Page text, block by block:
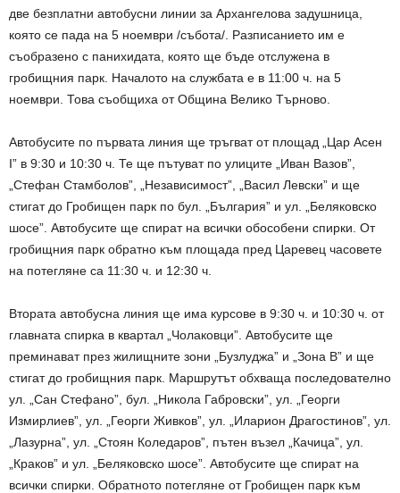
две безплатни автобусни линии за Архангелова задушница,
която се пада на 5 ноември /събота/. Разписанието им е
съобразено с панихидата, която ще бъде отслужена в
гробищния парк. Началото на службата е в 11:00 ч. на 5
ноември. Това съобщиха от Община Велико Търново.
Автобусите по първата линия ще тръгват от площад „Цар Асен
I” в 9:30 и 10:30 ч. Те ще пътуват по улиците „Иван Вазов”,
„Стефан Стамболов”, „Независимост”, „Васил Левски” и ще
стигат до Гробищен парк по бул. „България” и ул. „Беляковско
шосе”. Автобусите ще спират на всички обособени спирки. От
гробищния парк обратно към площада пред Царевец часовете
на потегляне са 11:30 ч. и 12:30 ч.
Втората автобусна линия ще има курсове в 9:30 ч. и 10:30 ч. от
главната спирка в квартал „Чолаковци”. Автобусите ще
преминават през жилищните зони „Бузлуджа” и „Зона В” и ще
стигат до гробищния парк. Маршрутът обхваща последователно
ул. „Сан Стефано”, бул. „Никола Габровски”, ул. „Георги
Измирлиев”, ул. „Георги Живков”, ул. „Иларион Драгостинов”, ул.
„Лазурна”, ул. „Стоян Коледаров”, пътен възел „Качица”, ул.
„Краков” и ул. „Беляковско шосе”. Автобусите ще спират на
всички спирки. Обратното потегляне от Гробищен парк към